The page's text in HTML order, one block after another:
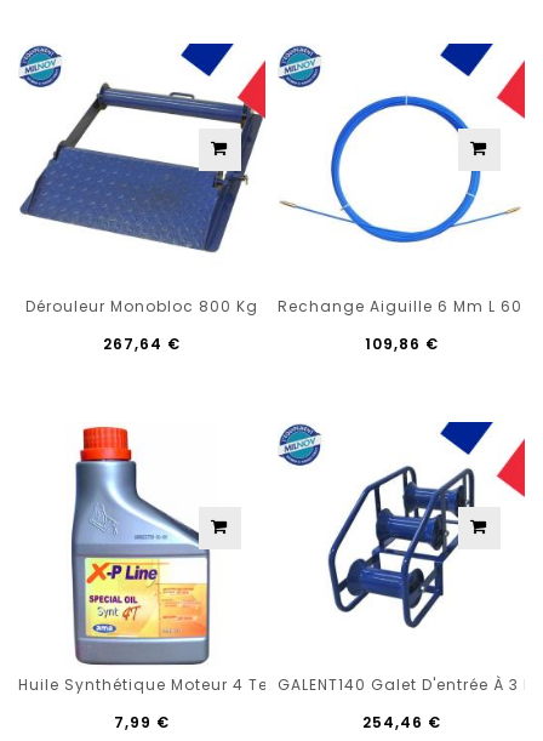
Dérouleur Monobloc 800 Kg
267,64 €
Rechange Aiguille 6 Mm L 60
109,86 €
Huile Synthétique Moteur 4 Temps X-P LINE 0.6 Lt
7,99 €
GALENT140 Galet D'entrée À 3
254,46 €